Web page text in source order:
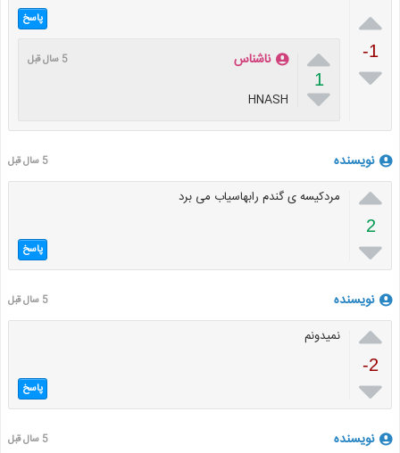

-1

پاسخ

1

ناشناس 5 سال قبل
HNASH
نویسنده 5 سال قبل

2

مردکیسه ی گندم رابهاسیاب می برد
پاسخ
نویسنده 5 سال قبل

-2

نمیدونم
پاسخ
نویسنده 5 سال قبل